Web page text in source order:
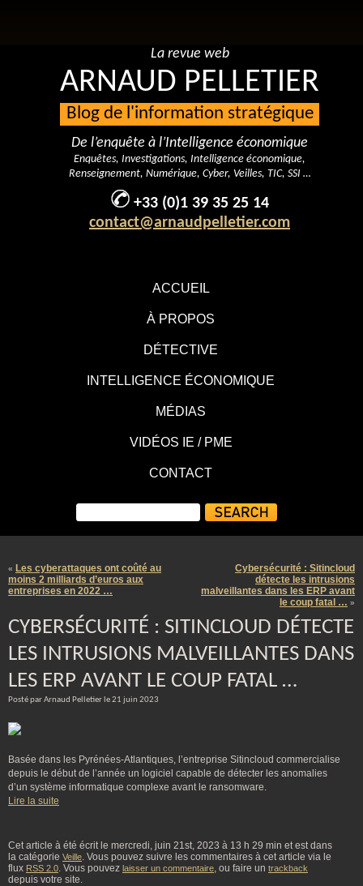
ACCUEIL
À PROPOS
DÉTECTIVE
INTELLIGENCE ÉCONOMIQUE
MÉDIAS
VIDÉOS IE / PME
CONTACT
La revue web
ARNAUD PELLETIER
Blog de l'information stratégique
De l’enquête à l’Intelligence économique
Enquêtes, Investigations, Intelligence économique,
Renseignement, Numérique, Cyber, Veilles, TIC, SSI …
+33 (0)1 39 35 25 14
contact@arnaudpelletier.com
« Les cyberattaques ont coûté au
moins 2 milliards d’euros aux
entreprises en 2022 …
Cybersécurité : Sitincloud
détecte les intrusions
malveillantes dans les ERP avant
le coup fatal … »
CYBERSÉCURITÉ : SITINCLOUD DÉTECTE
LES INTRUSIONS MALVEILLANTES DANS
LES ERP AVANT LE COUP FATAL …
Posté par Arnaud Pelletier le 21 juin 2023
Basée dans les Pyrénées-Atlantiques, l’entreprise Sitincloud commercialise
depuis le début de l’année un logiciel capable de détecter les anomalies
d’un système informatique complexe avant le ransomware.
Lire la suite
Cet article à été écrit le mercredi, juin 21st, 2023 à 13 h 29 min et est dans
la catégorie Veille. Vous pouvez suivre les commentaires à cet article via le
flux RSS 2.0. Vous pouvez laisser un commentaire, ou faire un trackback
depuis votre site.